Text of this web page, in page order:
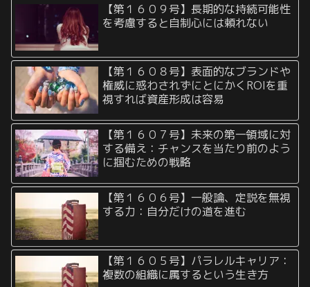
【第１６０９号】長期的な持続可能性
を考慮すると自制心には頼れない
【第１６０８号】表面的なブランドや
権威に惑わされずにとにかくROIを重
視すれば資産形成は容易
【第１６０７号】未来の第一領域に対
する備え：チャンスを当たり前のよう
に掴むための戦略
【第１６０６号】一般論、定説を無視
する力：自分だけの道を進む
【第１６０５号】パラレルキャリア：
複数の組織に属するという生き方